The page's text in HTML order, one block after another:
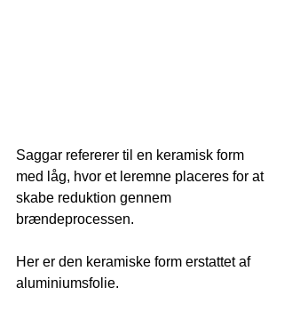
Saggar refererer til en keramisk form
med låg, hvor et leremne placeres for at
skabe reduktion gennem
brændeprocessen.
Her er den keramiske form erstattet af
aluminiumsfolie.